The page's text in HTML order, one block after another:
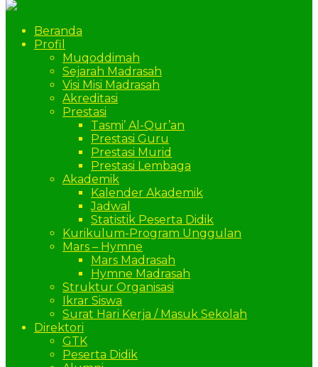
Beranda
Profil
Muqoddimah
Sejarah Madrasah
Visi Misi Madrasah
Akreditasi
Prestasi
Tasmi’ Al-Qur’an
Prestasi Guru
Prestasi Murid
Prestasi Lembaga
Akademik
Kalender Akademik
Jadwal
Statistik Peserta Didik
Kurikulum-Program Unggulan
Mars – Hymne
Mars Madrasah
Hymne Madrasah
Struktur Organisasi
Ikrar Siswa
Surat Hari Kerja / Masuk Sekolah
Direktori
GTK
Peserta Didik